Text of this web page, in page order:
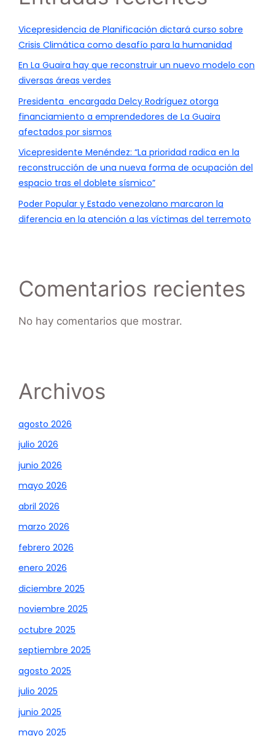
Vicepresidencia de Planificación dictará curso sobre
Crisis Climática como desafío para la humanidad
En La Guaira hay que reconstruir un nuevo modelo con
diversas áreas verdes
Presidenta encargada Delcy Rodríguez otorga
financiamiento a emprendedores de La Guaira
afectados por sismos
Vicepresidente Menéndez: “La prioridad radica en la
reconstrucción de una nueva forma de ocupación del
espacio tras el doblete sísmico”
Poder Popular y Estado venezolano marcaron la
diferencia en la atención a las víctimas del terremoto
Comentarios recientes
No hay comentarios que mostrar.
Archivos
agosto 2026
julio 2026
junio 2026
mayo 2026
abril 2026
marzo 2026
febrero 2026
enero 2026
diciembre 2025
noviembre 2025
octubre 2025
septiembre 2025
agosto 2025
julio 2025
junio 2025
mayo 2025